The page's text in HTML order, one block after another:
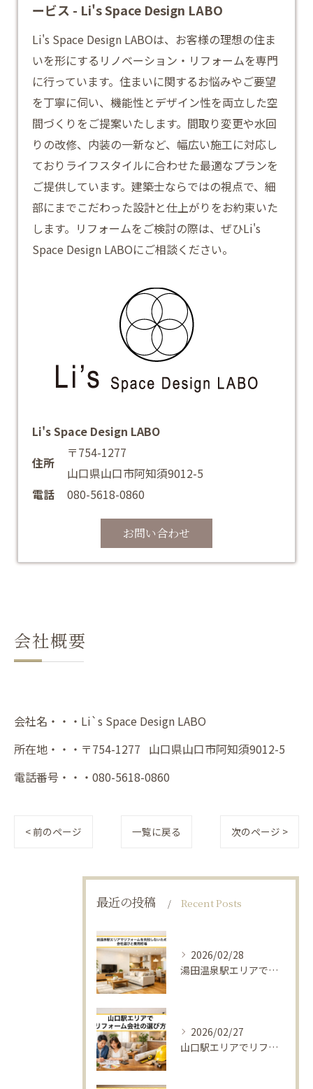
ービス - Li's Space Design LABO
Li's Space Design LABOは、お客様の理想の住ま
いを形にするリノベーション・リフォームを専門
に行っています。住まいに関するお悩みやご要望
を丁寧に伺い、機能性とデザイン性を両立した空
間づくりをご提案いたします。間取り変更や水回
りの改修、内装の一新など、幅広い施工に対応し
ておりライフスタイルに合わせた最適なプランを
ご提供しています。建築士ならではの視点で、細
部にまでこだわった設計と仕上がりをお約束いた
します。 リフォームをご検討の際は、ぜひLi's
Space Design LABOにご相談ください。
Li's Space Design LABO
住所
〒754-1277
山口県山口市阿知須9012-5
電話
080-5618-0860
お問い合わせ
会社概要
会社名・・・Li`s Space Design LABO
所在地・・・〒754-1277 山口県山口市阿知須9012-5
電話番号・・・080-5618-0860
< 前のページ 一覧に戻る 次のページ >
最近の投稿 Recent Posts
2026/02/28
湯田温泉駅エリアでリフォームを失敗しないための会社選びと費用相場
2026/02/27
山口駅エリアでリフォーム会社の選び方｜改修費用の相場